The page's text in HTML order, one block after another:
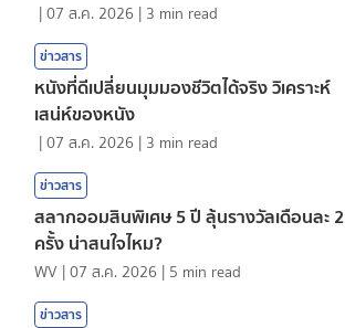
|07 ส.ค. 2026 | 3 min read
ข่าวสาร
หนังที่ดีเปลี่ยนมุมมองชีวิตได้จริง วิเคราะห์
เสน่ห์ของหนัง
|07 ส.ค. 2026 | 3 min read
ข่าวสาร
สลากออมสินพิเศษ 5 ปี ลุ้นรางวัลเดือนละ 2
ครั้ง น่าสนใจไหม?
WV |07 ส.ค. 2026 | 5 min read
ข่าวสาร